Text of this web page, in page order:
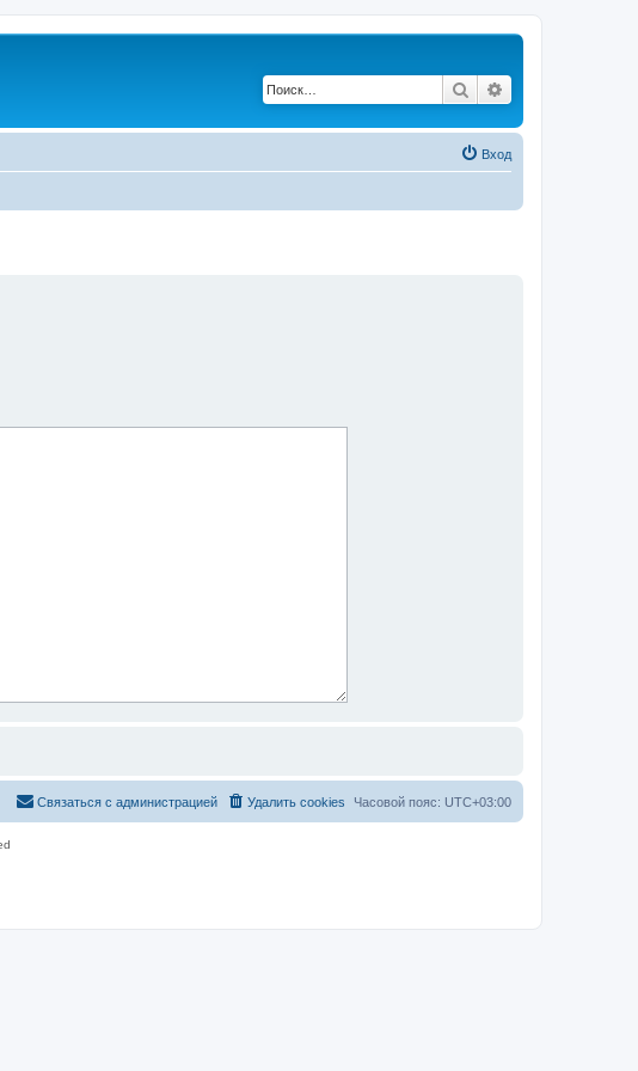
Поиск
Вход
Часовой пояс: UTC+03:00
Удалить cookies
Связаться с администрацией